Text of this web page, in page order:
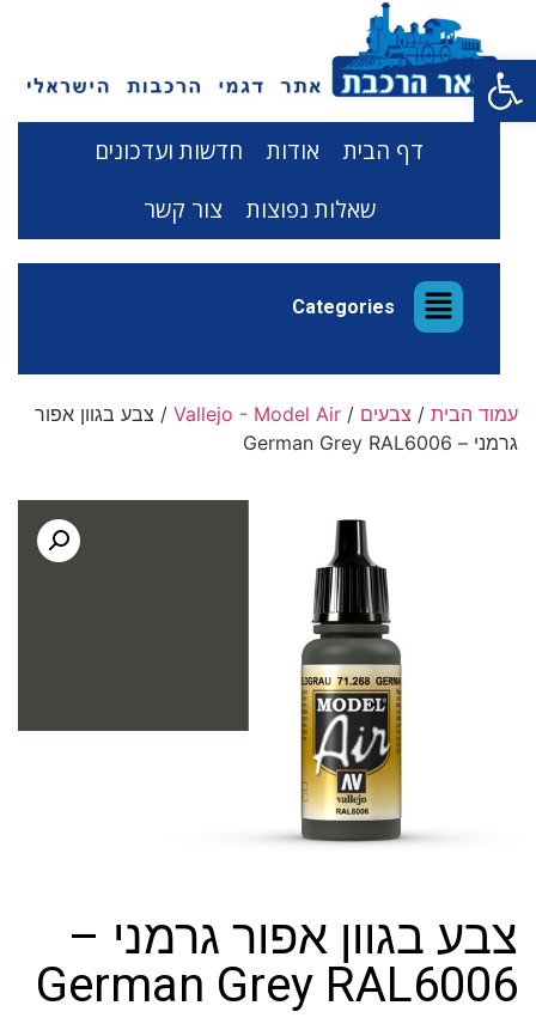
פתח סרגל נגישות
דף הבית אודות
חדשות ועדכונים
שאלות נפוצות
צור קשר
Categories
עמוד הבית / צבעים /
Vallejo - Model Air / צבע בגוון אפור
גרמני – German Grey RAL6006
צבע בגוון אפור גרמני –
German Grey RAL6006